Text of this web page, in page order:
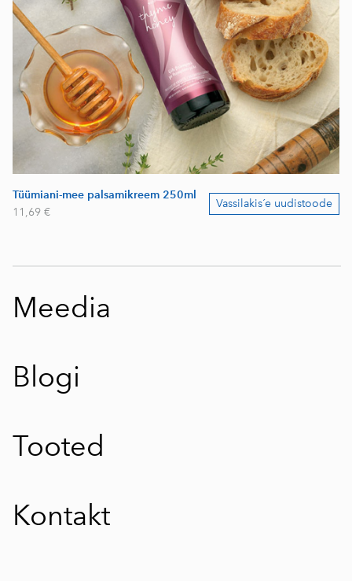
Tüümiani-mee palsamikreem 250ml
11,69 €
Vassilakis´e uudistoode
Meedia
Blogi
Tooted
Kontakt